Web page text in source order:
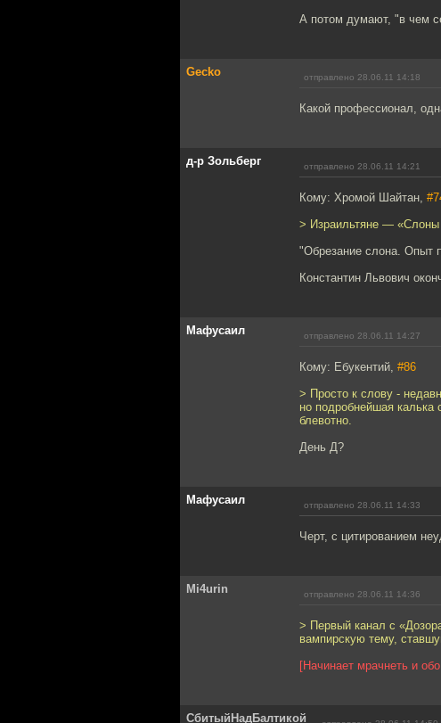
А потом думают, "в чем
Gecko отправлено 28.06.11 14:18
Какой профессионал,
д-р Зольберг отправлено 28.06.11 14:21
Кому: Хромой Шайтан,
> Израильтяне — «Слоны
"Обрезание слона. Опыт
Константин Львович
Мафусаил отправлено 28.06.11 14:27
Кому: Ебукентий, #86
> Просто к слову -
но подробнейшая
блевотно.
День Д?
Мафусаил отправлено 28.06.11 14:33
Черт, с цитированием
Mi4urin отправлено 28.06.11 14:36
> Первый канал с
вампирскую тему,
[Начинает мрачнеть и
СбитыйНадБалтикой